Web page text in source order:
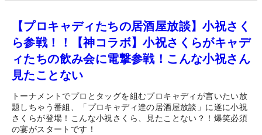
【プロキャディたちの居酒屋放談】小祝さく
ら参戦！！【神コラボ】小祝さくらがキャデ
ィたちの飲み会に電撃参戦！こんな小祝さん
見たことない
トーナメントでプロとタッグを組むプロキャディが言いたい放
題しちゃう番組、「プロキャディ達の居酒屋放談」に遂に小祝
さくらが登場！こんな小祝さくら、見たことない？！爆笑必須
の宴がスタートです！